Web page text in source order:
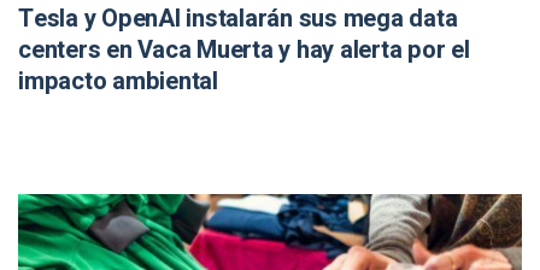
Tesla y OpenAI instalarán sus mega data
centers en Vaca Muerta y hay alerta por el
impacto ambiental